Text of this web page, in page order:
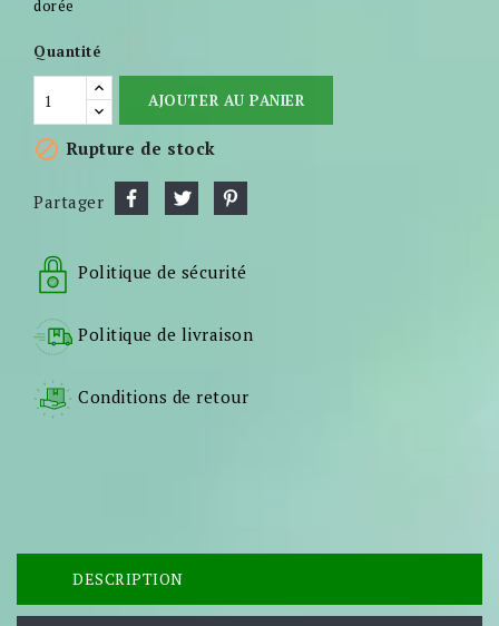
dorée
Quantité
AJOUTER AU PANIER
 Rupture de stock
Partager
Politique de sécurité
Politique de livraison
Conditions de retour
DESCRIPTION